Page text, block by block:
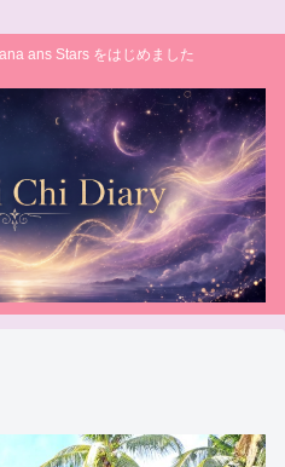
ans Stars をはじめました